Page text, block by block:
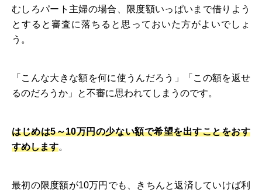
むしろパート主婦の場合、限度額いっぱいまで借りよう
とすると審査に落ちると思っておいた方がよいでしょ
う。
「こんな大きな額を何に使うんだろう」「この額を返せ
るのだろうか」と不審に思われてしまうのです。
はじめは5～10万円の少ない額で希望を出すことをおす
すめします。
最初の限度額が10万円でも、きちんと返済していけば利